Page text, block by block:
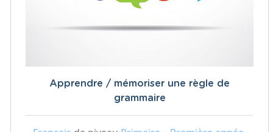
Apprendre / mémoriser une règle de
grammaire